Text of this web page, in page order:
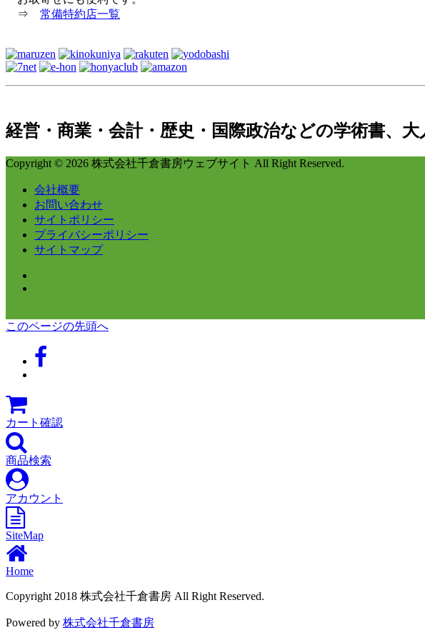
⇒ 常備特約店一覧
経営・商業・会計・歴史・国際政治などの学術書、
Copyright © 2026 株式会社千倉書房ウェブサイト All Right Reserved.
会社概要
お問い合わせ
サイトポリシー
プライバシーポリシー
サイトマップ
このページの先頭へ
カート確認
商品検索
アカウント
SiteMap
Home
Copyright 2018 株式会社千倉書房 All Right Reserved.
Powered by 株式会社千倉書房